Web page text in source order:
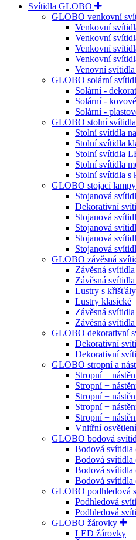
Svítidla GLOBO
GLOBO venkovní
Venkovní
Venkovní
Venkovní
Venkovní
Venovní svítidla
GLOBO solární
Solární -
Solární - kovové
Solární -
GLOBO stolní svítidla
Stolní svítidla
Stolní svítidla
Stolní svítidla
Stolní svítidla
Stolní svítidla s
GLOBO stojací lampy
Stojanová
Dekorativní
Stojanová
Stojanová
Stojanová
Stojanová
GLOBO závěsná
Závěsná
Závěsná
Lustry s křišťály
Lustry klasické
Závěsná
Závěsná
GLOBO dekorativní
Dekorativní
Dekorativní
GLOBO stropní a
Stropní +
Stropní +
Stropní +
Stropní +
Stropní +
Vnitřní
GLOBO bodová
Bodová svítidla
Bodová
Bodová svítidla
Bodová svítidla
GLOBO podhledová
Podhledová
Podhledová
GLOBO žárovky
LED žárovky